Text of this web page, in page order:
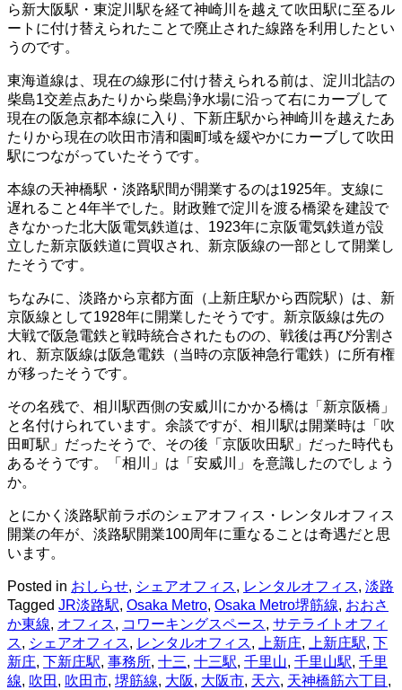
ら新大阪駅・東淀川駅を経て神崎川を越えて吹田駅に至るル
ートに付け替えられたことで廃止された線路を利用したとい
うのです。
東海道線は、現在の線形に付け替えられる前は、淀川北詰の
柴島1交差点あたりから柴島浄水場に沿って右にカーブして
現在の阪急京都本線に入り、下新庄駅から神崎川を越えたあ
たりから現在の吹田市清和園町域を緩やかにカーブして吹田
駅につながっていたそうです。
本線の天神橋駅・淡路駅間が開業するのは1925年。支線に
遅れること4年半でした。財政難で淀川を渡る橋梁を建設で
きなかった北大阪電気鉄道は、1923年に京阪電気鉄道が設
立した新京阪鉄道に買収され、新京阪線の一部として開業し
たそうです。
ちなみに、淡路から京都方面（上新庄駅から西院駅）は、新
京阪線として1928年に開業したそうです。新京阪線は先の
大戦で阪急電鉄と戦時統合されたものの、戦後は再び分割さ
れ、新京阪線は阪急電鉄（当時の京阪神急行電鉄）に所有権
が移ったそうです。
その名残で、相川駅西側の安威川にかかる橋は「新京阪橋」
と名付けられています。余談ですが、相川駅は開業時は「吹
田町駅」だったそうで、その後「京阪吹田駅」だった時代も
あるそうです。「相川」は「安威川」を意識したのでしょう
か。
とにかく淡路駅前ラボのシェアオフィス・レンタルオフィス
開業の年が、淡路駅開業100周年に重なることは奇遇だと思
います。
Posted in おしらせ, シェアオフィス, レンタルオフィス, 淡路
Tagged JR淡路駅, Osaka Metro, Osaka Metro堺筋線, おおさ
か東線, オフィス, コワーキングスペース, サテライトオフィ
ス, シェアオフィス, レンタルオフィス, 上新庄, 上新庄駅, 下
新庄, 下新庄駅, 事務所, 十三, 十三駅, 千里山, 千里山駅, 千里
線, 吹田 , 吹田市, 堺筋線, 大阪, 大阪市, 天六, 天神橋筋六丁目 ,